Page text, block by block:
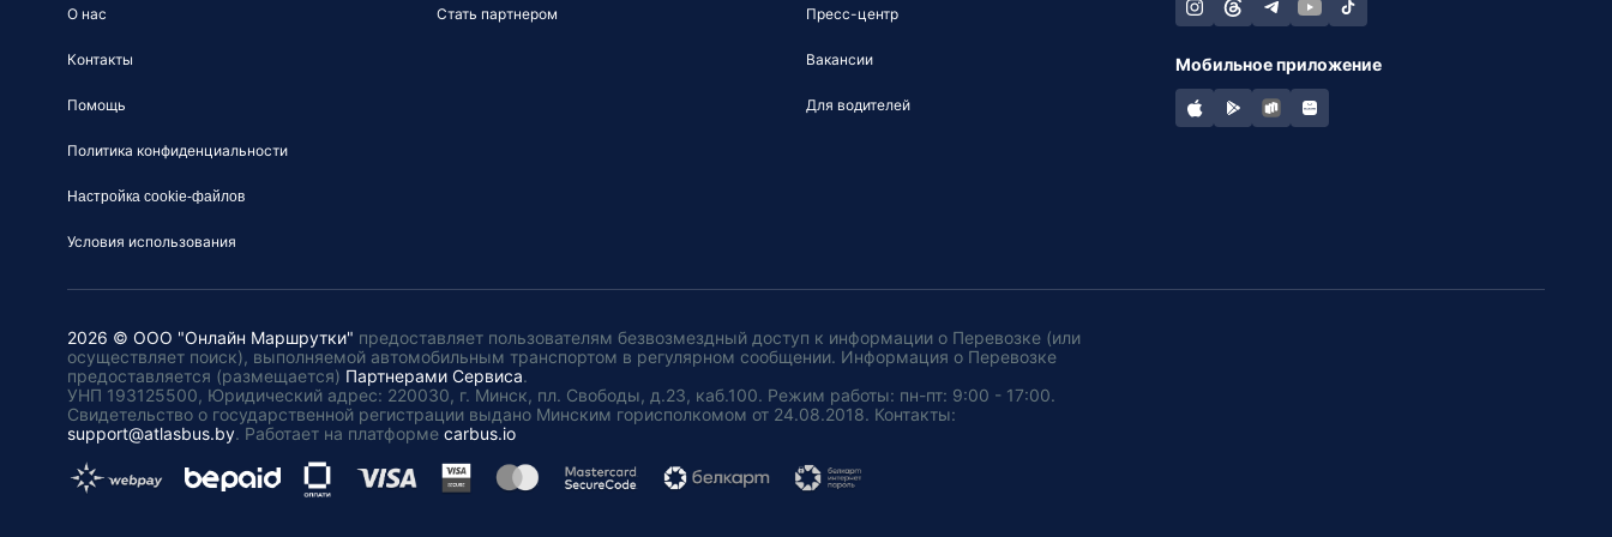
О нас
Контакты
Помощь
Политика конфиденциальности
Настройка cookie-файлов
Условия использования
Стать партнером Пресс-центр
Вакансии
Для водителей
Мобильное приложение
2026 © ООО "Онлайн Маршрутки" предоставляет пользователям безвозмездный доступ к информации о Перевозке (или
осуществляет поиск), выполняемой автомобильным транспортом в регулярном сообщении. Информация о Перевозке
предоставляется (размещается) Партнерами Сервиса.
УНП 193125500, Юридический адрес: 220030, г. Минск, пл. Свободы, д.23, каб.100. Режим работы: пн-пт: 9:00 - 17:00.
Свидетельство о государственной регистрации выдано Минским горисполкомом от 24.08.2018. Контакты:
support@atlasbus.by. Работает на платформе carbus.io